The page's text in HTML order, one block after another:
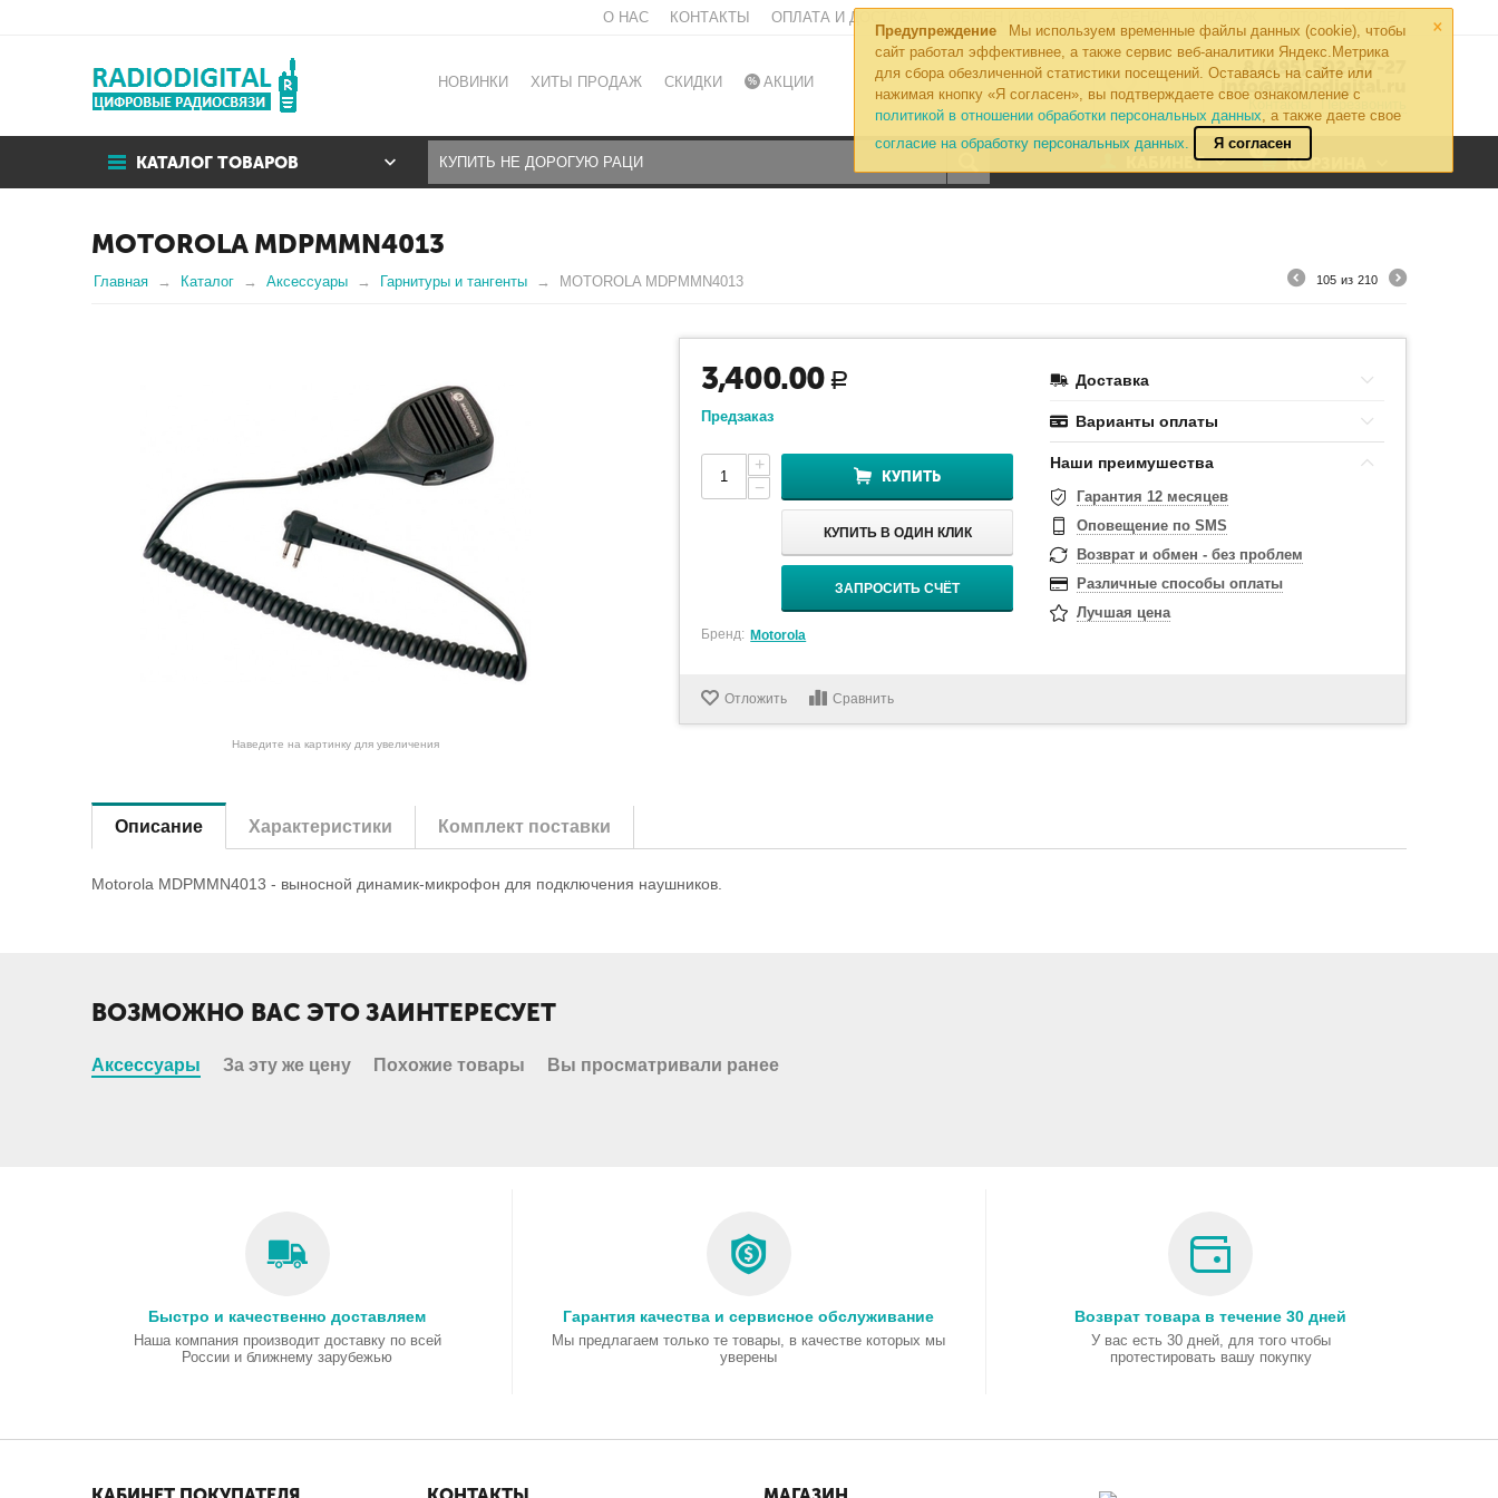
×
Предупреждение
Мы используем временные файлы данных (cookie), чтобы
сайт работал эффективнее, а также сервис веб-аналитики Яндекс.Метрика
для сбора обезличенной статистики посещений. Оставаясь на сайте или
нажимая кнопку «Я согласен», вы подтверждаете свое ознакомление с
политикой в отношении обработки персональных данных, а также даете свое
согласие на обработку персональных данных.
Я согласен
О НАС КОНТАКТЫ ОПЛАТА И ДОСТАВКА
НОВИНКИ ХИТЫ ПРОДАЖ СКИДКИ АКЦИИ
8 (495) 502-57-27
info@radiodigital.ru
Контакты Перезвонить
КАТАЛОГ ТОВАРОВ
0
КОРЗИНА
КАБИНЕТ
MOTOROLA MDPMMN4013
Главная Каталог Аксессуары Гарнитуры и тангенты MOTOROLA MDPMMN4013 105 из 210
Наведите на картинку для увеличения
3,400.00 Р
Предзаказ
+
−
КУПИТЬ
КУПИТЬ В ОДИН КЛИК
ЗАПРОСИТЬ СЧЁТ
Бренд: Motorola
Доставка
Варианты оплаты
Наши преимушества
Гарантия 12 месяцев
Оповещение по SMS
Возврат и обмен - без проблем
Различные способы оплаты
Лучшая цена
Отложить Сравнить
Описание Характеристики Комплект поставки
Motorola MDPMMN4013 - выносной динамик-микрофон для подключения наушников.
ВОЗМОЖНО ВАС ЭТО ЗАИНТЕРЕСУЕТ
Аксессуары За эту же цену Похожие товары Вы просматривали ранее
Быстро и качественно доставляем
Наша компания производит доставку по всей
России и ближнему зарубежью
Гарантия качества и сервисное обслуживание
Мы предлагаем только те товары, в качестве которых мы
уверены
Возврат товара в течение 30 дней
У вас есть 30 дней, для того чтобы
протестировать вашу покупку